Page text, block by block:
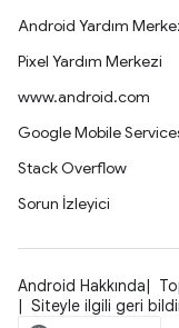
Android Yardım
Pixel Yardım Merkezi
www.android.com
Google Mobile
Stack Overflow
Sorun İzleyici
Android Hakkında
Siteyle ilgili geri